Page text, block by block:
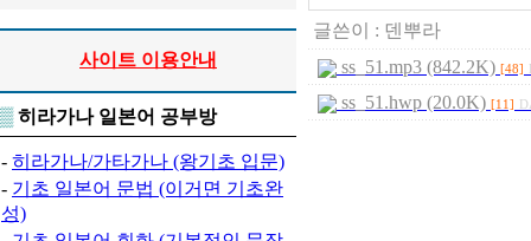
사이트 이용안내
▒히라가나 일본어 공부방
- 히라가나/가타가나 (왕기초 입문)
- 기초 일본어 문법 (이거면 기초완
성)
글쓴이 : 덴뿌라
ss_51.mp3 (842.2K) [48]
ss_51.hwp (20.0K) [11]